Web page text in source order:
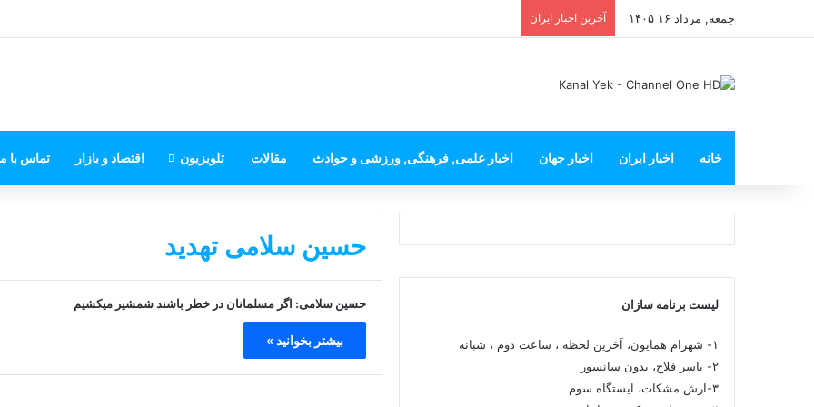
جمعه, مرداد ۱۶ ۱۴۰۵ آخرین اخبار ایران
خانه اخبار ایران اخبار جهان اخبار علمی, فرهنگی, ورزشی و حوادث مقالات تلویزیون اقتصاد و بازار تماس با
حسین سلامی تهدید
حسین سلامی: اگر مسلمانان در خطر باشند شمشیر میکشیم
بیشتر بخوانید »
لیست برنامه سازان
۱- شهرام همایون، آخرین لحظه ، ساعت دوم ، شبانه
۲- یاسر فلاح، بدون سانسور
۳-آرش مشکات، ایستگاه سوم